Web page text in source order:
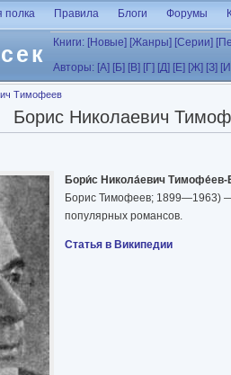
полка Правила Блоги Форумы
Книги: [Новые] [Жанры] [Серии]
Авторы: [А] [Б] [В] [Г] [Д] [Е] [Ж] [З]
Тимофеев
Борис Николаевич
Бори́с Никола́евич Тимофе́ев-
Борис Тимофеев; 1899—1963) —
популярных романсов.
Статья в Википедии